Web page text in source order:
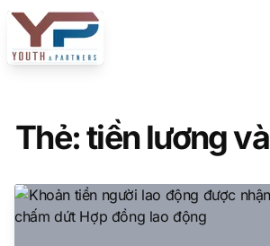
Chuyển đến nội dung chính
Thẻ:tiền lương